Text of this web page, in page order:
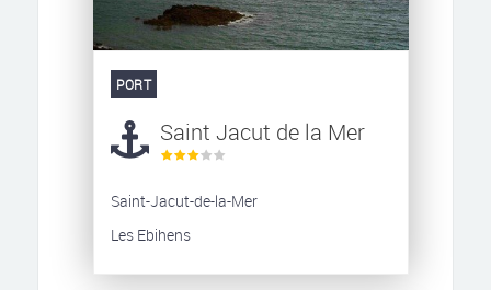
PORT
Saint Jacut de la Mer
Saint-Jacut-de-la-Mer
Les Ebihens